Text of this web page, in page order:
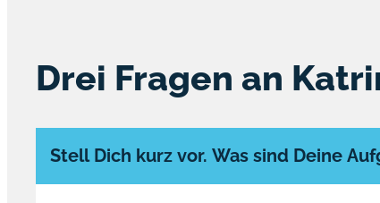
Drei Fragen an
Stell Dich kurz vor. Was sind Deine